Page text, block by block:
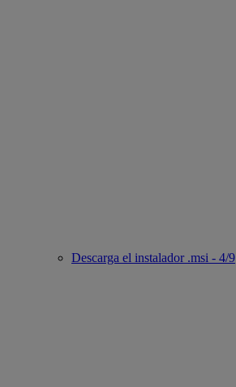
Descarga el instalador .msi - 4/9